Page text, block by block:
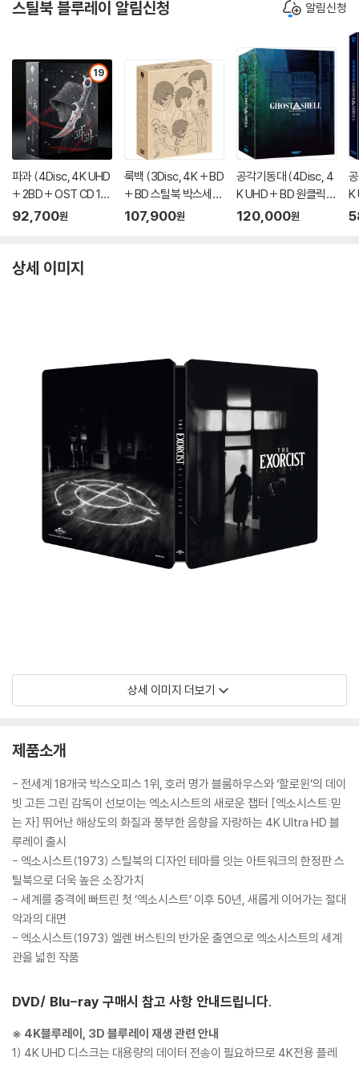
스틸북 블루레이 알림신청 알림신청
19
파과 (4Disc, 4K UHD
+ 2BD + OST CD 15
00장 한정 스틸북 한정
92,700원
룩백 (3Disc, 4K + BD
+ BD 스틸북 박스세트
한정판) : 블루레이
107,900원
공각기동대 (4Disc, 4
K UHD + BD 원클릭박
스 스틸북 한정판 C Ty
120,000원
K
상세 이미지
상세 이미지 더보기
제품소개
- 전세계 18개국 박스오피스 1위, 호러 명가 블룸하우스와 ‘할로윈’의 데이
빗 고든 그린 감독이 선보이는 엑소시스트의 새로운 챕터 [엑소시스트:믿
는 자] 뛰어난 해상도의 화질과 풍부한 음향을 자랑하는 4K Ultra HD 블
루레이 출시
- 엑소시스트(1973) 스틸북의 디자인 테마를 잇는 아트워크의 한정판 스
틸북으로 더욱 높은 소장가치
- 세계를 충격에 빠트린 첫 ‘엑소시스트’ 이후 50년, 새롭게 이어가는 절대
악과의 대면
- 엑소시스트(1973) 엘렌 버스틴의 반가운 출연으로 엑소시스트의 세계
관을 넓힌 작품
DVD/ Blu-ray 구매시 참고 사항 안내드립니다.
※ 4K블루레이, 3D 블루레이 재생 관련 안내
1) 4K UHD 디스크는 대용량의 데이터 전송이 필요하므로 4K전용 플레